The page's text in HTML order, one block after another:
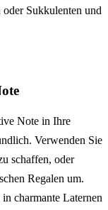
Sukkulenten und
Note in Ihre
Verwenden Sie
schaffen, oder
Regalen um.
charmante Laternen